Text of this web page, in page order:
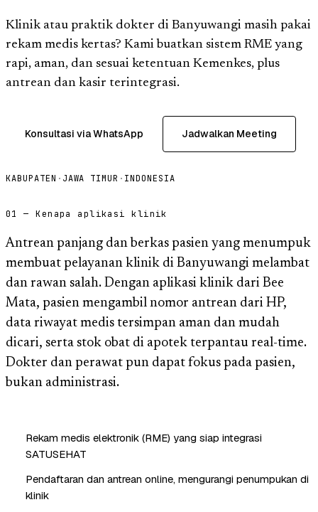
Klinik atau praktik dokter di Banyuwangi masih pakai
rekam medis kertas? Kami buatkan sistem RME yang
rapi, aman, dan sesuai ketentuan Kemenkes, plus
antrean dan kasir terintegrasi.
Konsultasi via WhatsApp Jadwalkan Meeting
KABUPATEN · JAWA TIMUR · INDONESIA
01 — Kenapa aplikasi klinik
Antrean panjang dan berkas pasien yang menumpuk
membuat pelayanan klinik di Banyuwangi melambat
dan rawan salah. Dengan aplikasi klinik dari Bee
Mata, pasien mengambil nomor antrean dari HP,
data riwayat medis tersimpan aman dan mudah
dicari, serta stok obat di apotek terpantau real-time.
Dokter dan perawat pun dapat fokus pada pasien,
bukan administrasi.
Rekam medis elektronik (RME) yang siap integrasi
SATUSEHAT
Pendaftaran dan antrean online, mengurangi penumpukan di
klinik